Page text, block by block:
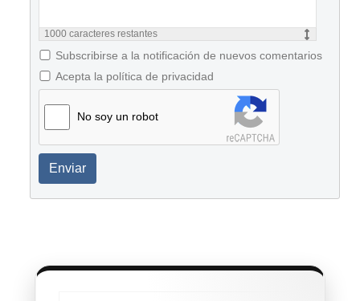
1000 caracteres restantes
Subscribirse a la notificación de nuevos comentarios
Acepta la política de privacidad
No soy un robot
Enviar